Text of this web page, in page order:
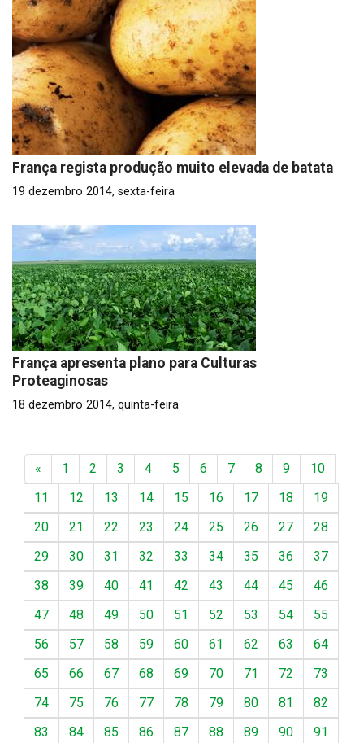
França regista produção muito elevada de batata
19 dezembro 2014, sexta-feira
França apresenta plano para Culturas
Proteaginosas
18 dezembro 2014, quinta-feira
« 1 2 3 4 5 6 7 8 9
10
11
12 13 14 15 16 17 18
19
20
21 22 23 24 25 26 27
28
29
30 31 32 33 34 35 36
37
38
39 40 41 42 43 44 45
46
47
48 49 50 51 52 53 54
55
56
57 58 59 60 61 62 63
64
65
66 67 68 69 70 71 72
73
74
75 76 77 78 79 80 81
82
83
84 85 86 87 88 89 90
91